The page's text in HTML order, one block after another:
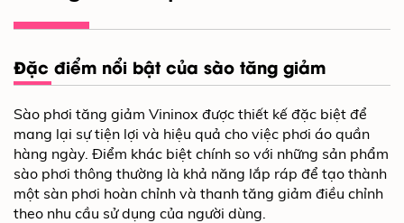
Đặc điểm nổi bật của sào tăng giảm
Sào phơi tăng giảm Vininox được thiết kế đặc biệt để
mang lại sự tiện lợi và hiệu quả cho việc phơi áo quần
hàng ngày. Điểm khác biệt chính so với những sản phẩm
sào phơi thông thường là khả năng lắp ráp để tạo thành
một sàn phơi hoàn chỉnh và thanh tăng giảm điều chỉnh
theo nhu cầu sử dụng của người dùng.